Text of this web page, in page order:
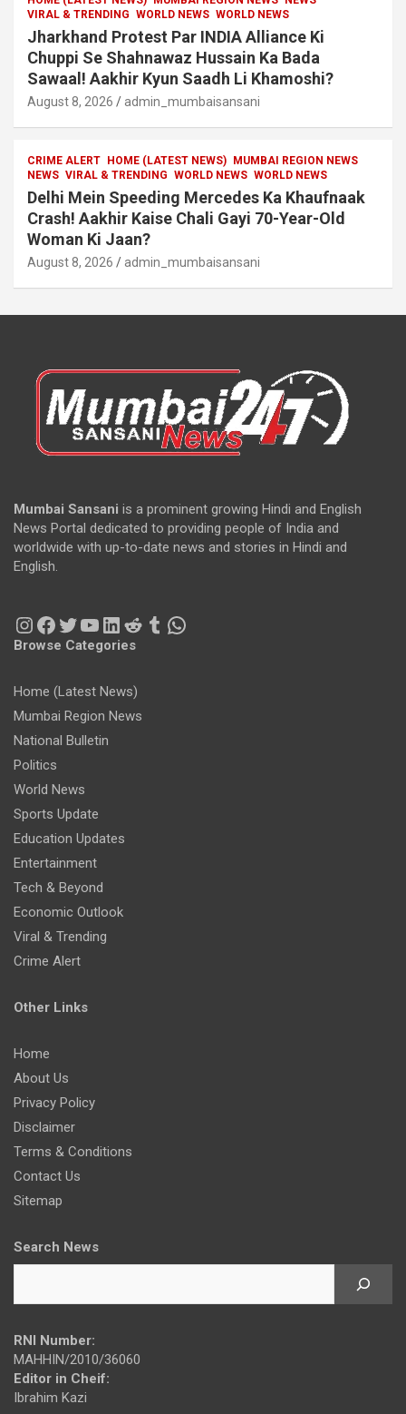
VIRAL & TRENDING WORLD NEWS WORLD NEWS
Jharkhand Protest Par INDIA Alliance Ki
Chuppi Se Shahnawaz Hussain Ka Bada
Sawaal! Aakhir Kyun Saadh Li Khamoshi?
August 8, 2026 admin_mumbaisansani
CRIME ALERT HOME (LATEST NEWS)
MUMBAI REGION NEWS
NEWS VIRAL & TRENDING WORLD NEWS WORLD NEWS
Delhi Mein Speeding Mercedes Ka Khaufnaak
Crash! Aakhir Kaise Chali Gayi 70-Year-Old
Woman Ki Jaan?
August 8, 2026 admin_mumbaisansani
Mumbai Sansani is a prominent growing Hindi and English
News Portal dedicated to providing people of India and
worldwide with up-to-date news and stories in Hindi and
English.
Instagram
Facebook
Twitter
YouTube
LinkedIn
Reddit
Tumblr
WhatsApp
Browse Categories
Home (Latest News)
Mumbai Region News
National Bulletin
Politics
World News
Sports Update
Education Updates
Entertainment
Tech & Beyond
Economic Outlook
Viral & Trending
Crime Alert
Other Links
Home
About Us
Privacy Policy
Disclaimer
Terms & Conditions
Contact Us
Sitemap
Search News
RNI Number:
MAHHIN/2010/36060
Editor in Cheif:
Ibrahim Kazi